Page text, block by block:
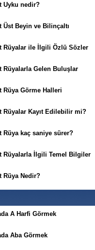
Uyku nedir?
Üst Beyin ve Bilinçaltı
Rüyalar ile İlgili Özlü Sözler
Rüyalarla Gelen Buluşlar
Rüya Görme Halleri
Rüyalar Kayıt Edilebilir mi?
Rüya kaç saniye sürer?
Rüyalarla İlgili Temel Bilgiler
Rüya Nedir?
A Harfi Görmek
Aba Görmek